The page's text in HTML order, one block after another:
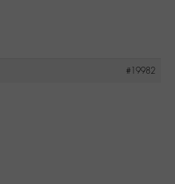
#19982